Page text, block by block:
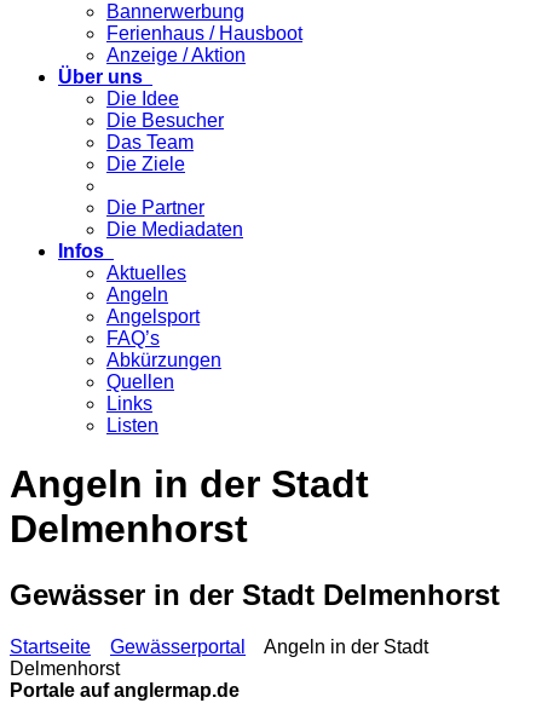
Bannerwerbung
Ferienhaus / Hausboot
Anzeige / Aktion
Über uns
Die Idee
Die Besucher
Das Team
Die Ziele
Die Partner
Die Mediadaten
Infos
Aktuelles
Angeln
Angelsport
FAQ’s
Abkürzungen
Quellen
Links
Listen
Angeln in der Stadt
Delmenhorst
Gewässer in der Stadt Delmenhorst
Startseite Gewässerportal
Angeln in der Stadt
Delmenhorst
Portale aufanglermap.de